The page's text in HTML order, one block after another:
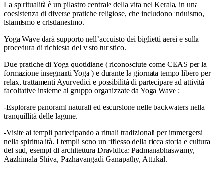
La spiritualità è un pilastro centrale della vita nel Kerala, in una
coesistenza di diverse pratiche religiose, che includono induismo,
islamismo e cristianesimo.
Yoga Wave darà supporto nell’acquisto dei biglietti aerei e sulla
procedura di richiesta del visto turistico.
Due pratiche di Yoga quotidiane ( riconosciute come CEAS per la
formazione insegnanti Yoga ) e durante la giornata tempo libero per
relax, trattamenti Ayurvedici e possibilità di partecipare ad attività
facoltative insieme al gruppo organizzate da Yoga Wave :
-Esplorare panorami naturali ed escursione nelle backwaters nella
tranquillità delle lagune.
-Visite ai templi partecipando a rituali tradizionali per immergersi
nella spiritualità. I templi sono un riflesso della ricca storia e cultura
del sud, esempi di architettura Dravidica: Padmanabhaswamy,
Aazhimala Shiva, Pazhavangadi Ganapathy, Attukal.